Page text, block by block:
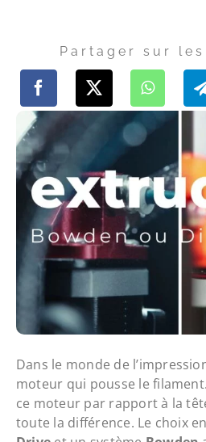
Partager sur
Dans le monde de
moteur qui pousse le
ce moteur par rapport à la
toute la différence. Le choix